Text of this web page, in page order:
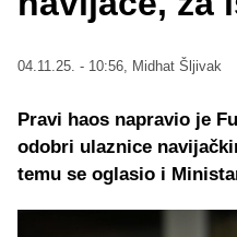
04.11.25. - 10:56, Midhat Šljivak
Pravi haos napravio je
odobri ulaznice
temu se oglasio i